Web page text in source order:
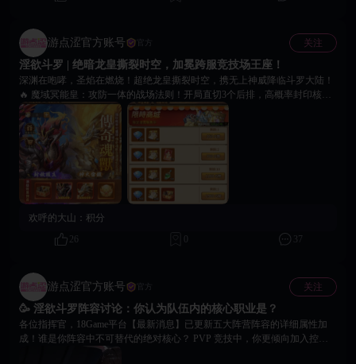
收，520不孤单，18Game陪你甜蜜大作战！前往游戏内与女神解锁更多禁忌
互动瞬间吧！✨
游点涩官方账号 官方 关注
淫欲斗罗 | 绝暗龙皇撕裂时空，加冕跨服竞技场王座！
深渊在咆哮，圣焰在燃烧！超绝龙皇撕裂时空，携无上神威降临斗罗大陆！
🔥 魔域冥能皇：攻防一体的战场法则！开局直切3个后排，高概率封印核
心，永久提升全队防御，打造不破壁垒！ 🔥 金甲圣凰龙：焚尽八荒的圣焰
之神！全屏伤害叠加持续神火，并为己方主C披上无敌战铠，集减伤、抗
暴、反击于一身！ 🎯 自由选择，双神必得！ 本期核心福利【神灵异兽选
卡】，冥龙皇或圣凰龙超值二选一！更有超值活动礼包，让你最终有望将两
大神兽全部收入囊中，成为绝暗龙皇双龙之主！ ⚡ 活动速览，一图看懂 1.
使用【异兽宝图】招募，必得【异兽兑换碎片】。 2. 积碎片兑换心仪魂兽及
修罗唐三、5星英魂等顶级资源！ 3. 兑换碎片活动结束即失效，请务必及时
神龙！进入《淫欲斗罗》，选购超值礼包，加冕跨服竞技之王！
欢呼的大山： 积分
26
0 37
游点涩官方账号 官方 关注
🥳 淫欲斗罗阵容讨论：你认为队伍内的核心职业是？
各位指挥官，18Game平台【最新消息】已更新五大阵营阵容的详细属性加
成！谁是你阵容中不可替代的绝对核心？ PVP 竞技中，你更倾向加入控制
型法师还是爆发型战士？ PVE 推图时，你是否会多带辅助或坦克来保证队